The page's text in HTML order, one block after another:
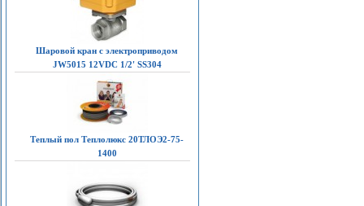
Шаровой кран с электроприводом
JW5015 12VDC 1/2' SS304
Теплый пол Теплолюкс 20ТЛОЭ2-75-
1400